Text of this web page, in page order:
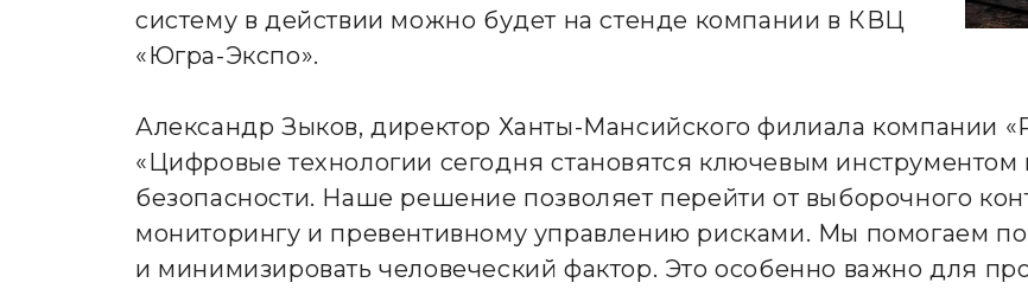
систему в действии можно будет на стенде компании в КВЦ
«Югра-Экспо».
Александр Зыков, директор Ханты-Мансийского филиала компании
«Цифровые технологии сегодня становятся ключевым
безопасности. Наше решение позволяет перейти от выборочного
мониторингу и превентивному управлению рисками. Мы помогаем
и минимизировать человеческий фактор. Это особенно важно для